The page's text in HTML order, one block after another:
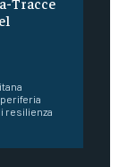
resilienza